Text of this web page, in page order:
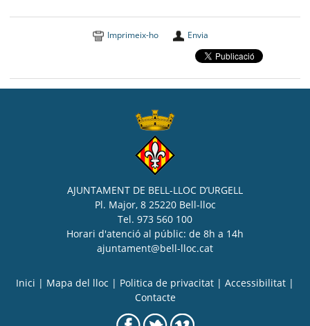
Imprimeix-ho Envia
AJUNTAMENT DE BELL-LLOC D’URGELL
Pl. Major, 8 25220 Bell-lloc
Tel. 973 560 100
Horari d'atenció al públic: de 8h a 14h
ajuntament@bell-lloc.cat
Inici Mapa del lloc Politica de privacitat Accessibilitat
Contacte